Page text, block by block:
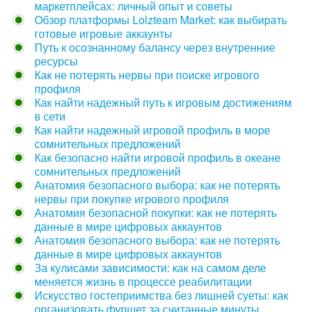
маркетплейсах: личный опыт и советы
Обзор платформы Lolzteam Market: как выбирать
готовые игровые аккаунты
Путь к осознанному балансу через внутренние
ресурсы
Как не потерять нервы при поиске игрового
профиля
Как найти надежный путь к игровым достижениям
в сети
Как найти надежный игровой профиль в море
сомнительных предложений
Как безопасно найти игровой профиль в океане
сомнительных предложений
Анатомия безопасного выбора: как не потерять
нервы при покупке игрового профиля
Анатомия безопасной покупки: как не потерять
данные в мире цифровых аккаунтов
Анатомия безопасного выбора: как не потерять
данные в мире цифровых аккаунтов
За кулисами зависимости: как на самом деле
меняется жизнь в процессе реабилитации
Искусство гостеприимства без лишней суеты: как